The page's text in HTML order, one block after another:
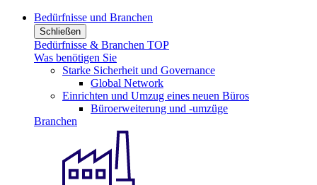
Bedürfnisse und Branchen
Schließen
Bedürfnisse & Branchen TOP
Was benötigen Sie
Starke Sicherheit und Governance
Global Network
Einrichten und Umzug eines neuen Büros
Büroerweiterung und -umzüge
Branchen